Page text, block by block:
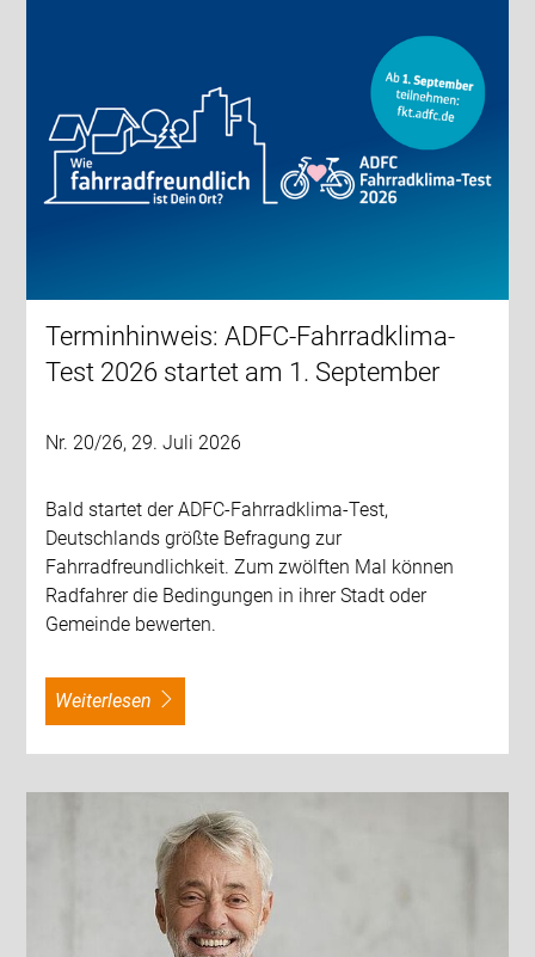
Terminhinweis: ADFC-Fahrradklima-
Test 2026 startet am 1. September
Nr. 20/26, 29. Juli 2026
Bald startet der ADFC-Fahrradklima-Test,
Deutschlands größte Befragung zur
Fahrradfreundlichkeit. Zum zwölften Mal können
Radfahrer die Bedingungen in ihrer Stadt oder
Gemeinde bewerten.
weiterlesen